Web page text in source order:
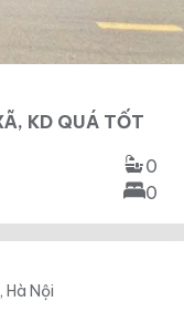
KD QUÁ TỐT
0
0
Hà Nội